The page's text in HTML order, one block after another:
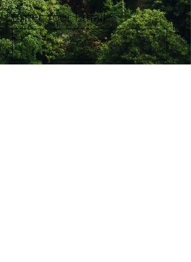
Enter Your Email